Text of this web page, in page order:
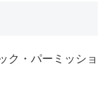
ク・パーミッショ